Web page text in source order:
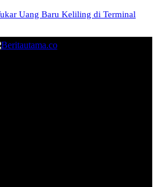
Uang Baru Keliling di Terminal